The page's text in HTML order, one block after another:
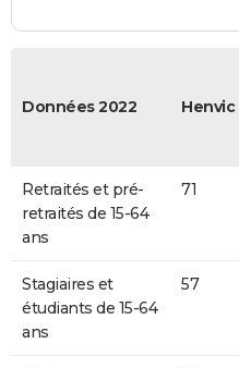
Données 2022 Henvic
Retraités et pré-
retraités de 15-64
ans
71
Stagiaires et
étudiants de 15-64
ans
57